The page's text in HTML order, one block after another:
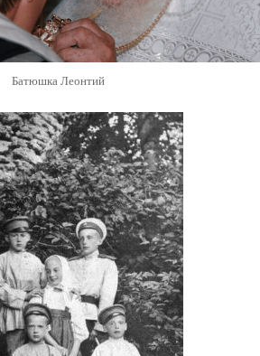
Батюшка Леонтий